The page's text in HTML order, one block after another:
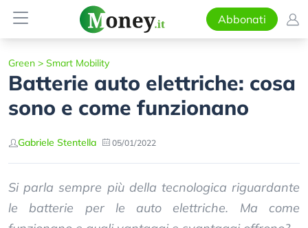
Abbonati
Green > Smart Mobility
Batterie auto elettriche: cosa
sono e come funzionano
Gabriele Stentella 05/01/2022
Si parla sempre più della tecnologica riguardante
le batterie per le auto elettriche. Ma come